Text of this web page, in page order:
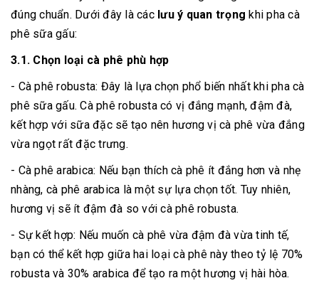
đúng chuẩn. Dưới đây là các lưu ý quan trọng khi pha cà
phê sữa gấu:
3.1. Chọn loại cà phê phù hợp
- Cà phê robusta: Đây là lựa chọn phổ biến nhất khi pha cà
phê sữa gấu. Cà phê robusta có vị đắng mạnh, đậm đà,
kết hợp với sữa đặc sẽ tạo nên hương vị cà phê vừa đắng
vừa ngọt rất đặc trưng.
- Cà phê arabica: Nếu bạn thích cà phê ít đắng hơn và nhẹ
nhàng, cà phê arabica là một sự lựa chọn tốt. Tuy nhiên,
hương vị sẽ ít đậm đà so với cà phê robusta.
- Sự kết hợp: Nếu muốn cà phê vừa đậm đà vừa tinh tế,
bạn có thể kết hợp giữa hai loại cà phê này theo tỷ lệ 70%
robusta và 30% arabica để tạo ra một hương vị hài hòa.